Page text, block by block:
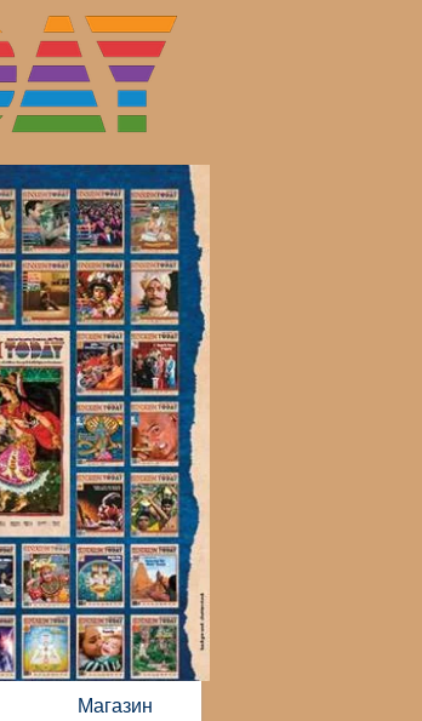
Магазин